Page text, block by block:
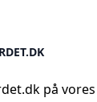
på